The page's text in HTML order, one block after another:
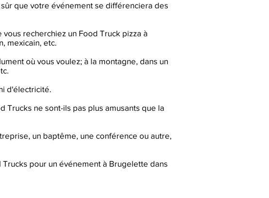
que votre événement se différenciera des
recherchiez un Food Truck pizza à
mexicain, etc.
où vous voulez; à la montagne, dans un
d'électricité.
Trucks ne sont-ils pas plus amusants que la
un baptême, une conférence ou autre,
pour un événement à Brugelette dans